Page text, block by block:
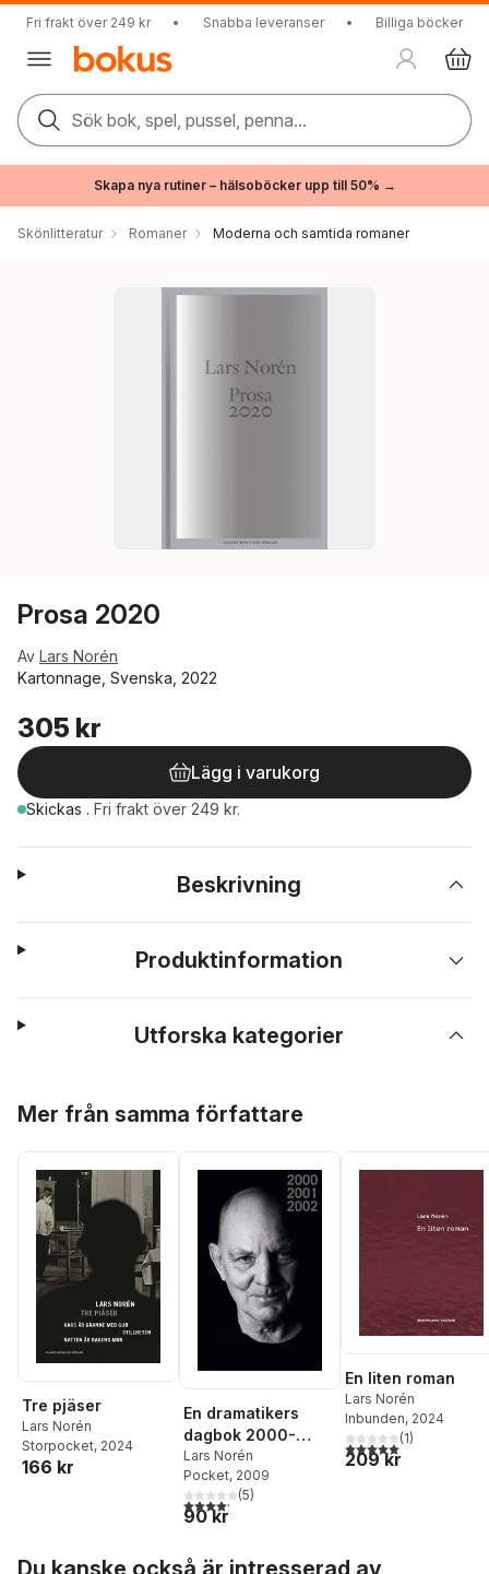
Fri frakt över 249 kr • Snabba leveranser • Billiga böcker
Sök bok, spel, pussel, penna...
Skapa nya rutiner – hälsoböcker upp till 50% →
Skönlitteratur Romaner Moderna och samtida romaner
Prosa 2020
Av Lars Norén
Kartonnage, Svenska, 2022
305 kr
Lägg i varukorg
Skickas . Fri frakt över 249 kr.
Beskrivning
Produktinformation
Utforska kategorier
Mer från samma författare
Tre pjäser
Lars Norén
Storpocket, 2024
166 kr
En dramatikers
dagbok 2000-
2002
Lars Norén
Pocket, 2009
4,2utav 5 stjärnor. Totalt antal röster:
(5)
90 kr
En liten roman
Lars Norén
Inbunden, 2024
5,0utav 5 stjärnor.
(1)
209 kr
Du kanske också är intresserad av